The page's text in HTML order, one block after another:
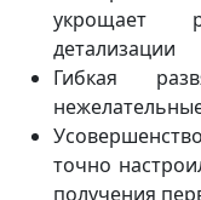
укрощает
детализации
Гибкая
точно
получения